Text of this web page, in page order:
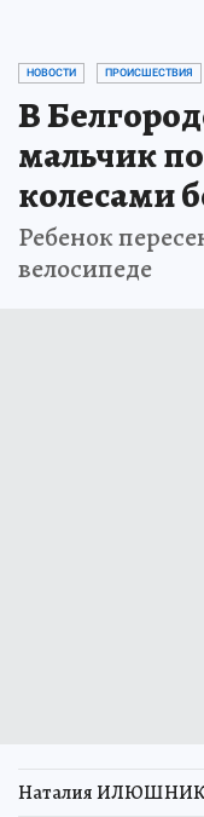
НОВОСТИ ПРОИСШЕСТВИЯ
В
мальчик
колесами
Ребенок
велосипеде
Наталия